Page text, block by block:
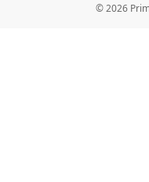
© 2026